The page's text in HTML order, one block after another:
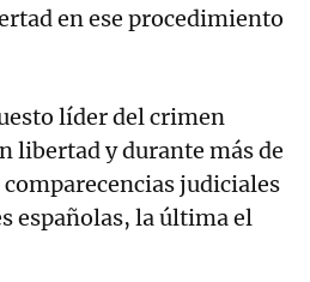
en ese procedimiento
líder del crimen
libertad y durante más de
judiciales
españolas, la última el